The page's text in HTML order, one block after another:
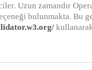
Uzun zamandır
bulunmakta. Bu